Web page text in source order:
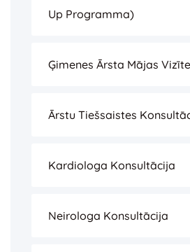
Up Programma)
Ģimenes Ārsta Mājas Vizīte
Ārstu Tiešsaistes
Kardiologa Konsultācija
Neirologa Konsultācija